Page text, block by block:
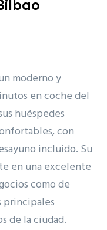
moderno y
en coche del
huéspedes
con
incluido. Su
en una excelente
como de
principales
de la ciudad.